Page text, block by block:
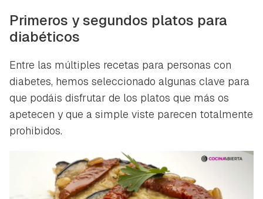
Primeros y segundos platos para
diabéticos
Entre las múltiples recetas para personas con
diabetes, hemos seleccionado algunas clave para
que podáis disfrutar de los platos que más os
apetecen y que a simple viste parecen totalmente
prohibidos.